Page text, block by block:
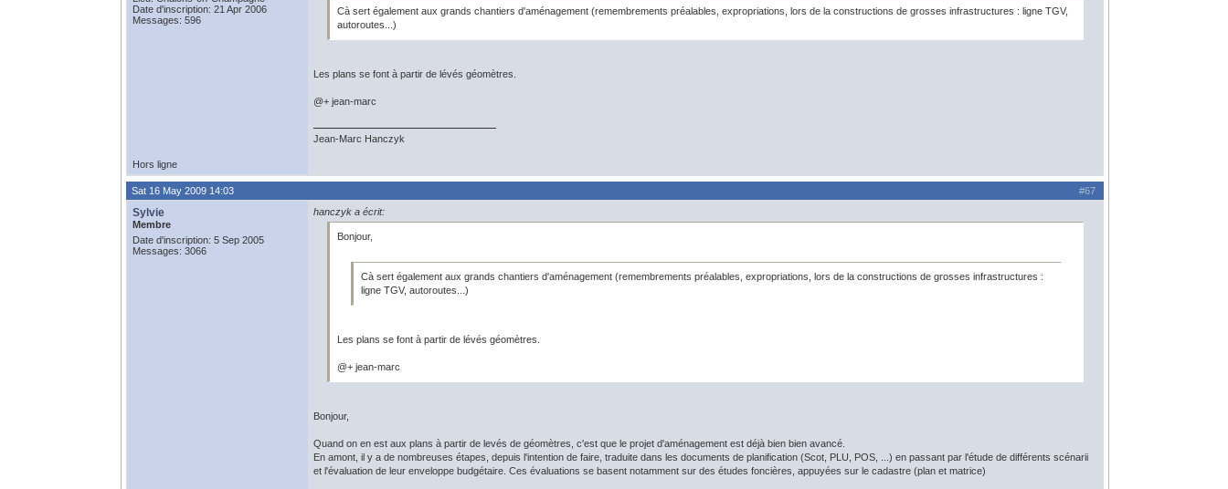
Date d'inscription: 21 Apr 2006
Messages: 596
Cà sert également aux grands chantiers d'aménagement (remembrements préalables, expropriations, lors de la constructions de grosses infrastructures : ligne TGV,
autoroutes...)
Les plans se font à partir de lévés géomètres.
@+ jean-marc
Jean-Marc Hanczyk
Hors ligne
#67
Sat 16 May 2009 14:03
Sylvie
Membre
Date d'inscription: 5 Sep 2005
Messages: 3066
hanczyk a écrit:
Bonjour,
Cà sert également aux grands chantiers d'aménagement (remembrements préalables, expropriations, lors de la constructions de grosses infrastructures :
ligne TGV, autoroutes...)
Les plans se font à partir de lévés géomètres.
@+ jean-marc
Bonjour,
Quand on en est aux plans à partir de levés de géomètres, c'est que le projet d'aménagement est déjà bien bien avancé.
En amont, il y a de nombreuses étapes, depuis l'intention de faire, traduite dans les documents de planification (Scot, PLU, POS, ...) en passant par l'étude de différents scénarii
et l'évaluation de leur enveloppe budgétaire. Ces évaluations se basent notamment sur des études foncières, appuyées sur le cadastre (plan et matrice)